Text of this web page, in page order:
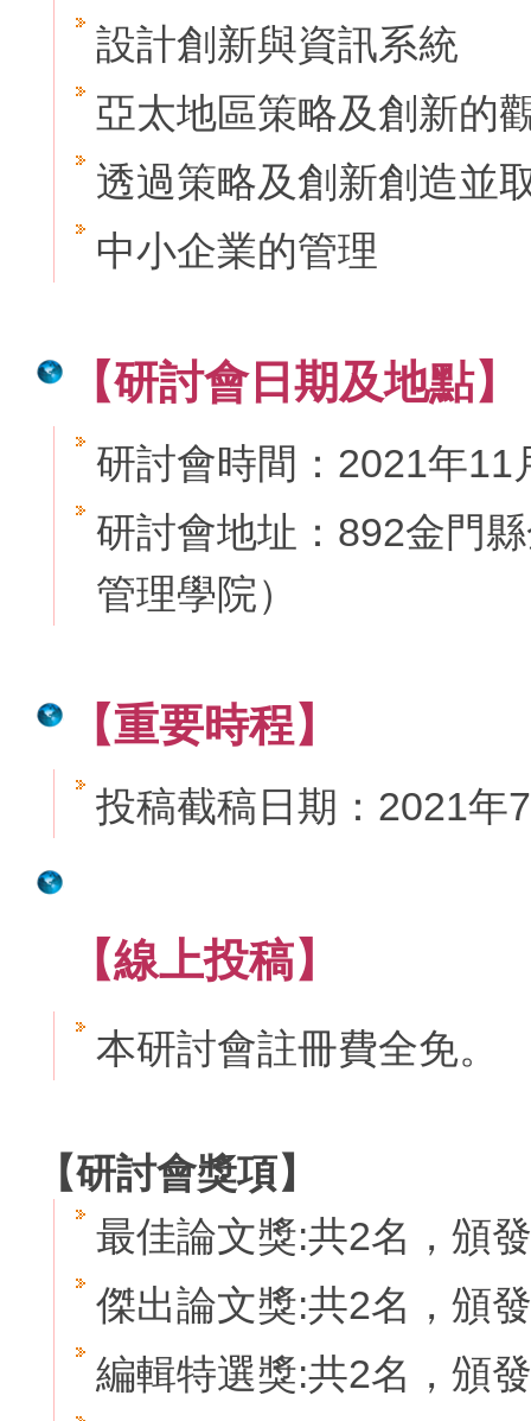
設計創新與資訊系統
亞太地區策略及創新的
透過策略及創新創造並
中小企業的管理
【研討會日期及地點】
研討會時間：2021年11
研討會地址：892金門
管理學院）
【重要時程】
投稿截稿日期：2021年
【線上投稿】
本研討會註冊費全免。
【研討會獎項】
最佳論文獎:共2名，頒
傑出論文獎:共2名，頒
編輯特選獎:共2名，頒